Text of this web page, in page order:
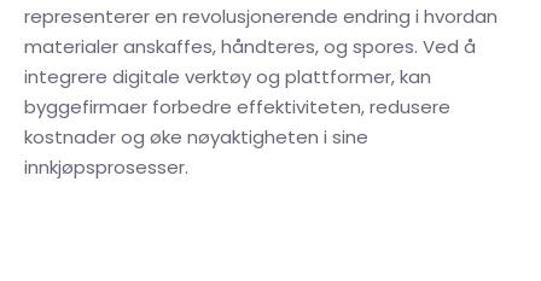
representerer en revolusjonerende endring i hvordan
materialer anskaffes, håndteres, og spores. Ved å
integrere digitale verktøy og plattformer, kan
byggefirmaer forbedre effektiviteten, redusere
kostnader og øke nøyaktigheten i sine
innkjøpsprosesser.